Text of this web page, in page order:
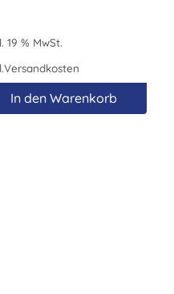
19 % MwSt.
Versandkosten
In den Warenkorb